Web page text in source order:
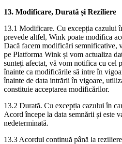
13. Modificare, Durată și Reziliere
13.1 Modificare. Cu excepția cazului
prevede altfel, Wink poate modifica
Dacă facem modificări semnificative,
pe Platforma Wink și vom actualiza
sunteți afectat, vă vom notifica cu cel
înainte ca modificările să intre în
înainte de data intrării în vigoare,
constituie acceptarea modificărilor.
13.2 Durată. Cu excepția cazului în
Acord începe la data semnării și este
nedeterminată.
13.3 Acordul continuă până la